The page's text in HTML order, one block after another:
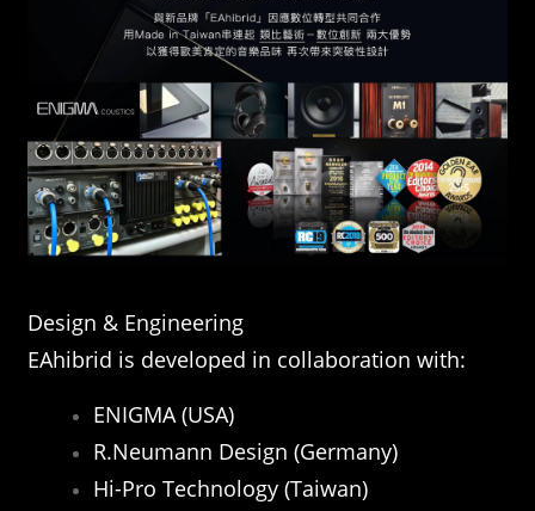
Design & Engineering
EAhibrid is developed in collaboration with:
ENIGMA (USA)
R.Neumann Design (Germany)
Hi-Pro Technology (Taiwan)